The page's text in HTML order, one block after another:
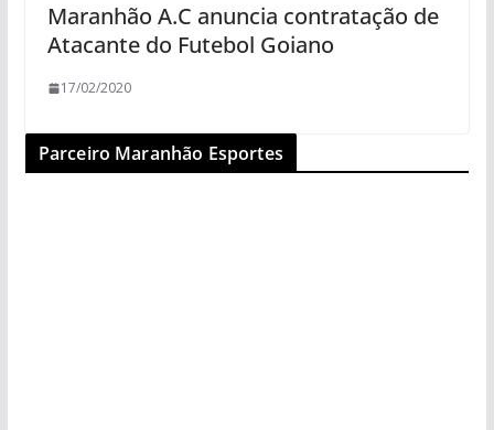
Maranhão A.C anuncia contratação de
Atacante do Futebol Goiano
17/02/2020
Parceiro Maranhão Esportes